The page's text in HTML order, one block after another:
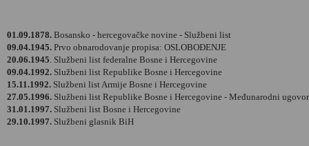
01.09.1878. Bosansko - hercegovačke novine - Službeni list
09.04.1945. Prvo obnarodovanje propisa: OSLOBOĐENJE
20.06.1945. Službeni list federalne Bosne i Hercegovine
09.04.1992. Službeni list Republike Bosne i Hercegovine
15.11.1992. Službeni list Armije Bosne i Hercegovine
27.05.1996. Službeni list Republike Bosne i Hercegovine - Međunarodni
31.01.1997. Službeni list Bosne i Hercegovine
29.10.1997. Službeni glasnik BiH